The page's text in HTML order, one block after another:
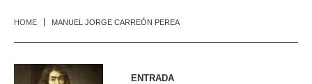
HOME MANUEL JORGE CARREÓN PEREA
ENTRADA